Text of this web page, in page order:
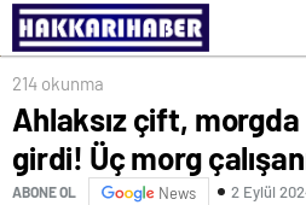
214 okunma
Ahlaksız çift,
girdi! Üç morg
ABONE OL News 2 Eylül